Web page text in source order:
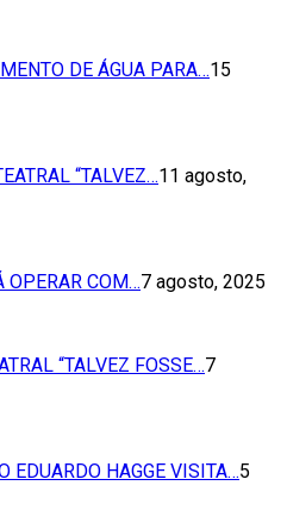
DE ÁGUA PARA…15
“TALVEZ…11 agosto,
OPERAR COM…7 agosto, 2025
“TALVEZ FOSSE…7
EDUARDO HAGGE VISITA…5